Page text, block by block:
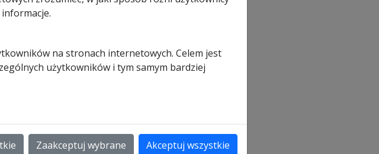
zł
Dodaj do koszyka
na stronach internetowych. Celem jest
użytkowników i tym samym bardziej
Zaakceptuj wybrane Akceptuj wszystkie